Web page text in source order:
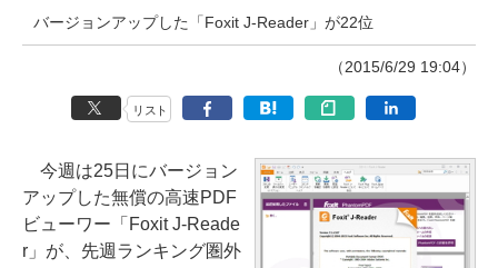
バージョンアップした「Foxit J-Reader」が22位
（2015/6/29 19:04）
リスト
今週は25日にバージョン
アップした無償の高速PDF
ビューワー「Foxit J-Reade
r」が、先週ランキング圏外